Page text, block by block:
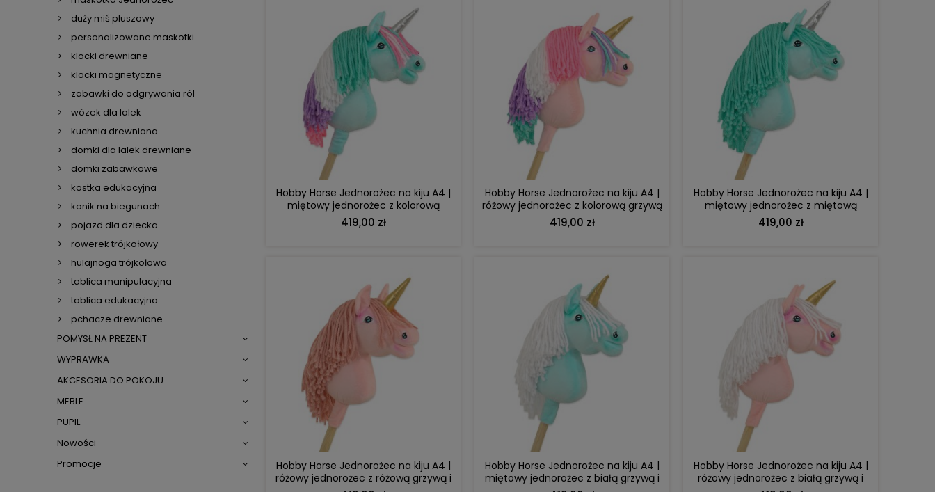
duży miś pluszowy
personalizowane maskotki
klocki drewniane
klocki magnetyczne
zabawki do odgrywania ról
wózek dla lalek
kuchnia drewniana
domki dla lalek drewniane
domki zabawkowe
kostka edukacyjna
konik na biegunach
pojazd dla dziecka
rowerek trójkołowy
hulajnoga trójkołowa
tablica manipulacyjna
tablica edukacyjna
pchacze drewniane
POMYSŁ NA PREZENT
WYPRAWKA
AKCESORIA DO POKOJU
MEBLE
PUPIL
Nowości
Promocje
Hobby Horse Jednorożec na kiju A4 |
miętowy jednorożec z kolorową
grzywą i srebrnym rogiem
419,00 zł
DO KOSZYKA
Hobby Horse Jednorożec na kiju A4 |
różowy jednorożec z kolorową grzywą
i złotym rogiem
419,00 zł
DO KOSZYKA
Hobby Horse Jednorożec na kiju A4 |
miętowy jednorożec z miętową
grzywą i srebrnym rogiem
419,00 zł
DO KOSZYKA
Hobby Horse Jednorożec na kiju A4 |
różowy jednorożec z różową grzywą i
Hobby Horse Jednorożec na kiju A4 |
miętowy jednorożec z białą grzywą i
DO KOSZYKA
Hobby Horse Jednorożec na kiju A4 |
różowy jednorożec z białą grzywą i
DO KOSZYKA